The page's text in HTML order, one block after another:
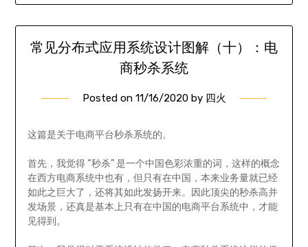
常见分布式应用系统设计图解（十）：电
商秒杀系统
Posted on 11/16/2020by 四火
这篇是关于电商平台秒杀系统的。
首先，我觉得 “秒杀” 是一个中国色彩浓重的词，这样的概念
在西方电商系统中也有，但只有在中国，本来业务量就已经
如此之巨大了，还将其如此发扬开来。因此顶尖的秒杀高并
发场景，还真是基本上只有在中国的电商平台系统中，才能
见得到。